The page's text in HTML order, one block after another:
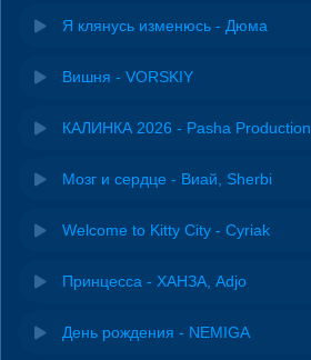
Я клянусь изменюсь - Дюма
Вишня - VORSKIY
КАЛИНКА 2026 - Pasha Production
Мозг и сердце - Виай, Sherbi
Welcome to Kitty City - Cyriak
Принцесса - ХАНЗА, Adjo
День рождения - NEMIGA